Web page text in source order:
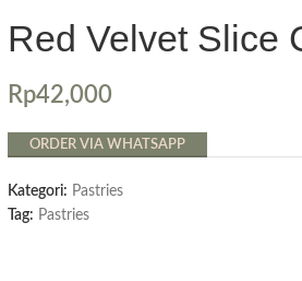
Red Velvet Slice
Rp42,000
ORDER VIA WHATSAPP
Kategori: Pastries
Tag: Pastries